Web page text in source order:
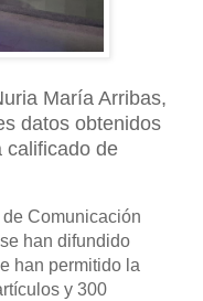
María Arribas,
datos obtenidos
calificado de
Comunicación
han difundido
han permitido la
y 300